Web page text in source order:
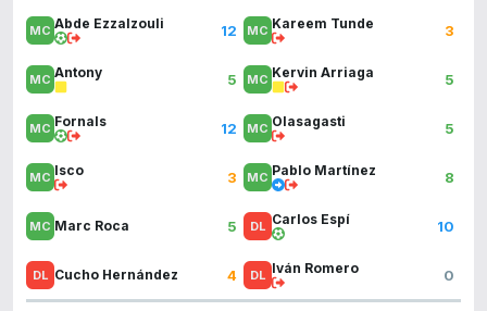
Abde Ezzalzouli 12
Antony 5
Fornals 12
Isco 3
Marc Roca 5
Cucho Hernández 4
Kareem Tunde 3
Kervin Arriaga 5
Olasagasti 5
Pablo Martínez 8
Carlos Espí 10
Iván Romero 0